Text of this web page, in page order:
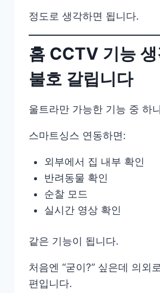
정도로 생각하면 됩니다.
홈 CCTV 기능
불호 갈립니다
울트라만 가능한 기능 중 하
스마트싱스 연동하면:
외부에서 집 내부 확인
반려동물 확인
순찰 모드
실시간 영상 확인
같은 기능이 됩니다.
처음엔 “굳이?” 싶은데 의외
편입니다.